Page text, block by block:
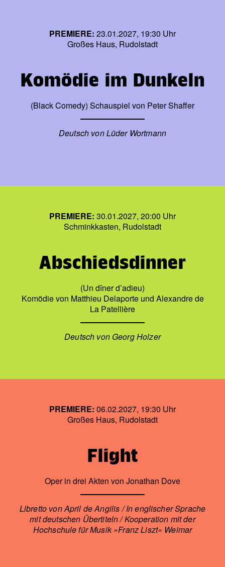
PREMIERE: 23.01.2027, 19:30 Uhr
Großes Haus, Rudolstadt
Komödie im Dunkeln
(Black Comedy) Schauspiel von Peter Shaffer
Deutsch von Lüder Wortmann
PREMIERE: 30.01.2027, 20:00 Uhr
Schminkkasten, Rudolstadt
Abschiedsdinner
(Un dîner d’adieu)
Komödie von Matthieu Delaporte und Alexandre de
La Patellière
Deutsch von Georg Holzer
PREMIERE: 06.02.2027, 19:30 Uhr
Großes Haus, Rudolstadt
Flight
Oper in drei Akten von Jonathan Dove
Libretto von April de Angilis / In englischer Sprache
mit deutschen Übertiteln / Kooperation mit der
Hochschule für Musik »Franz Liszt« Weimar